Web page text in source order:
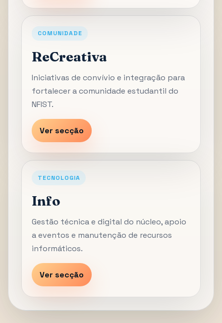
COMUNIDADE
ReCreativa
Iniciativas de convívio e integração para
fortalecer a comunidade estudantil do
NFIST.
Ver secção
TECNOLOGIA
Info
Gestão técnica e digital do núcleo, apoio
a eventos e manutenção de recursos
informáticos.
Ver secção